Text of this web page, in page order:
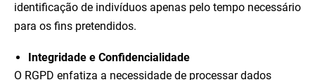
identificação de indivíduos apenas pelo tempo necessário
para os fins pretendidos.
Integridade e Confidencialidade
O RGPD enfatiza a necessidade de processar dados